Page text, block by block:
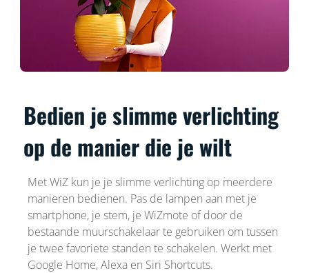
Bedien je slimme verlichting
op de manier die je wilt
Met WiZ kun je je slimme verlichting op meerdere
manieren bedienen. Pas de lampen aan met je
smartphone, je stem, je WiZmote of door de
bestaande muurschakelaar te gebruiken om tussen
je twee favoriete standen te schakelen. Werkt met
Google Home, Alexa en Siri Shortcuts.